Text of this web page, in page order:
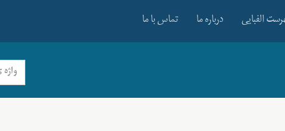
تماس با ما درباره ما الفبایی